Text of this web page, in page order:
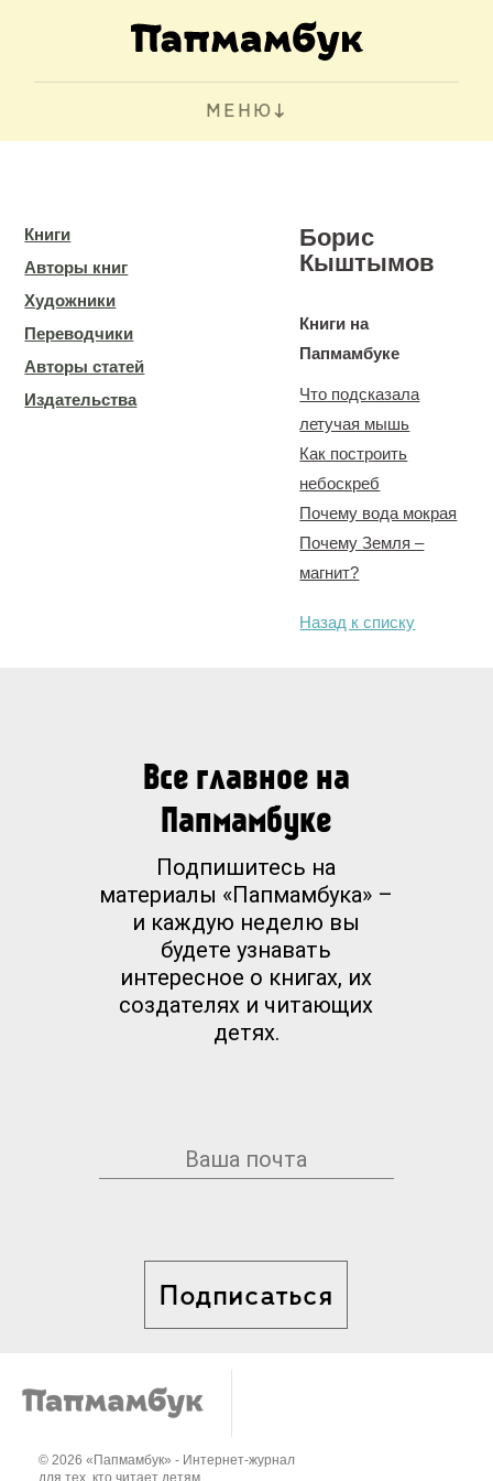
МЕНЮ
Книги
Авторы книг
Художники
Переводчики
Авторы статей
Издательства
Борис
Кыштымов
Книги на
Папмамбуке
Что подсказала
летучая мышь
Как построить
небоскреб
Почему вода мокрая
Почему Земля –
магнит?
Назад к списку
Все главное на
Папмамбуке
Подпишитесь на
материалы «Папмамбука» –
и каждую неделю вы
будете узнавать
интересное о книгах, их
создателях и читающих
детях.
Подписаться
© 2026 «Папмамбук» - Интернет-журнал
для тех, кто читает детям..